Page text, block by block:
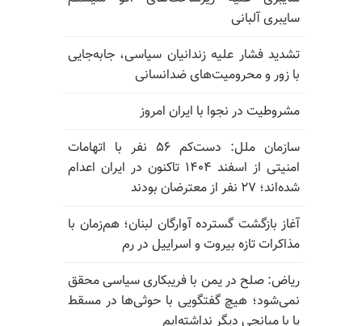
سایبری آلبانی
تشدید فشار علیه زندانیان سیاسی، جابه‌جایی
با زور و محرومیت‌های ضدانسانی
مشروطیت در نجوا با ایران امروز
سازمان ملل: دست‌کم ۵۶ نفر با اتهامات
امنیتی از اسفند ۱۴۰۴ تاکنون در ایران اعدام
شده‌اند؛ ۲۷ نفر از معترضان بودند
آغاز بازگشت گسترده آوارگان لبنان؛ هم‌زمان با
مذاکرات تازه بیروت و اسراییل در رم
ریاض: صلح در یمن با فریبکاری سیاسی محقق
نمی‌شود؛ هیچ گفتگویی با حوثی‌ها در مسقط
یا با میانجی دیگر نداشته‌ایم